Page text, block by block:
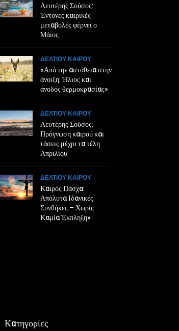
Λευτέρης Σούσος:
Έντονες καιρικές
μεταβολές φέρνει ο
Μάιος
ΔΕΛΤΙΟΥ ΚΑΙΡΟΥ
«Από την αστάθεια στην
άνοιξη: Ήλιος και
άνοδος θερμοκρασίας»
ΔΕΛΤΙΟΥ ΚΑΙΡΟΥ
Λευτέρης Σούσος:
Πρόγνωση καιρού και
τάσεις μέχρι τα τέλη
Απριλίου
ΔΕΛΤΙΟΥ ΚΑΙΡΟΥ
Καιρός Πάσχα:
Απόλυτα Ιδανικές
Συνθήκες – Χωρίς
Καμία Έκπληξη»
Κατηγορίες